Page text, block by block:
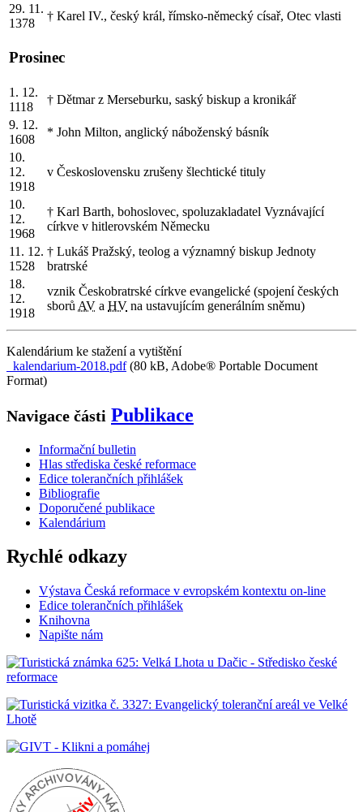
29. 11.
1378
† Karel IV., český král, římsko-německý císař, Otec vlasti
Prosinec
1. 12.
1118
† Dětmar z Merseburku, saský biskup a kronikář
9. 12.
1608
* John Milton, anglický náboženský básník
10.
12.
1918
v Československu zrušeny šlechtické tituly
10.
12.
1968
† Karl Barth, bohoslovec, spoluzakladatel Vyznávající
církve v hitlerovském Německu
11. 12.
1528
† Lukáš Pražský, teolog a významný biskup Jednoty
bratrské
18.
12.
1918
vznik Českobratrské církve evangelické (spojení českých
sborů AV a HV na ustavujícím generálním sněmu)
Kalendárium ke stažení a vytištění
kalendarium-2018.pdf(80 kB, Adobe® Portable Document
Format)
Navigace části Publikace
Informační bulletin
Hlas střediska české reformace
Edice tolerančních přihlášek
Bibliografie
Doporučené publikace
Kalendárium
Rychlé odkazy
Výstava Česká reformace v evropském kontextu on-line
Edice tolerančních přihlášek
Knihovna
Napište nám